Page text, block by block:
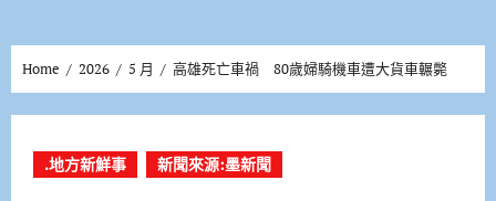
Home 2026 5 月 高雄死亡車禍 80歲婦騎機車遭大貨車輾斃
.地方新鮮事 新聞來源:墨新聞